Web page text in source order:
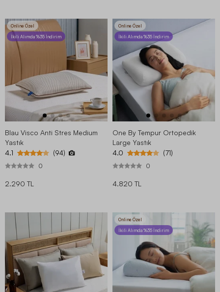
Online Özel
İkili Alımda %35 İndirim
Blau Visco Anti Stres Medium
Yastık
4.1
(94)
0
2.290 TL
Online Özel
İkili Alımda %35 İndirim
One By Tempur Ortopedik
Large Yastık
4.0
(71)
0
4.820 TL
Online Özel
İkili Alımda %35 İndirim